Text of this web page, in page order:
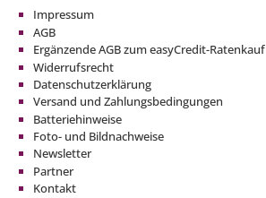
Impressum
AGB
Ergänzende AGB zum easyCredit-Ratenkauf
Widerrufsrecht
Datenschutzerklärung
Versand und Zahlungsbedingungen
Batteriehinweise
Foto- und Bildnachweise
Newsletter
Partner
Kontakt